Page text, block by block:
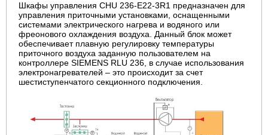
Шкафы управления CHU 236-E22-3R1 предназначен для
управления приточными установками, оснащенными
системами электрического нагрева и водяного или
фреонового охлаждения воздуха. Данный блок может
обеспечивает плавную регулировку температуры
приточного воздуха заданную пользователем на
контроллере SIEMENS RLU 236, в случае использования
электронагревателей – это происходит за счет
шестиступенчатого секционного подключения.